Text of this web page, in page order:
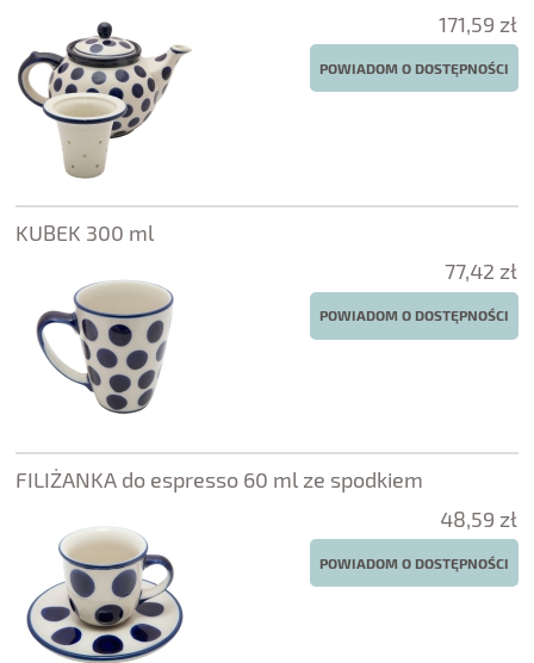
171,59 zł
POWIADOM O DOSTĘPNOŚCI
KUBEK 300 ml
77,42 zł
POWIADOM O DOSTĘPNOŚCI
FILIŻANKA do espresso 60 ml ze spodkiem
48,59 zł
POWIADOM O DOSTĘPNOŚCI